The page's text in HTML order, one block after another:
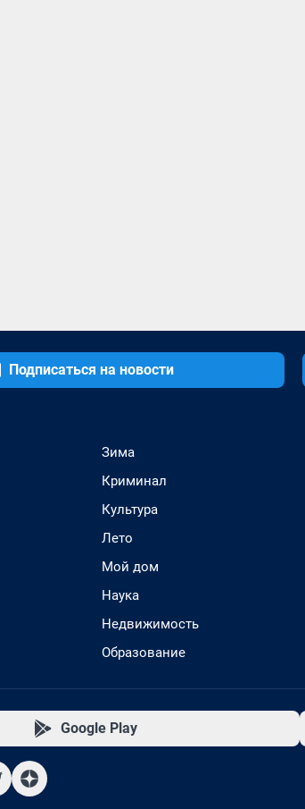
Подписаться на новости
Зима
Криминал
Культура
Лето
Мой дом
Наука
Недвижимость
Образование
Google Play